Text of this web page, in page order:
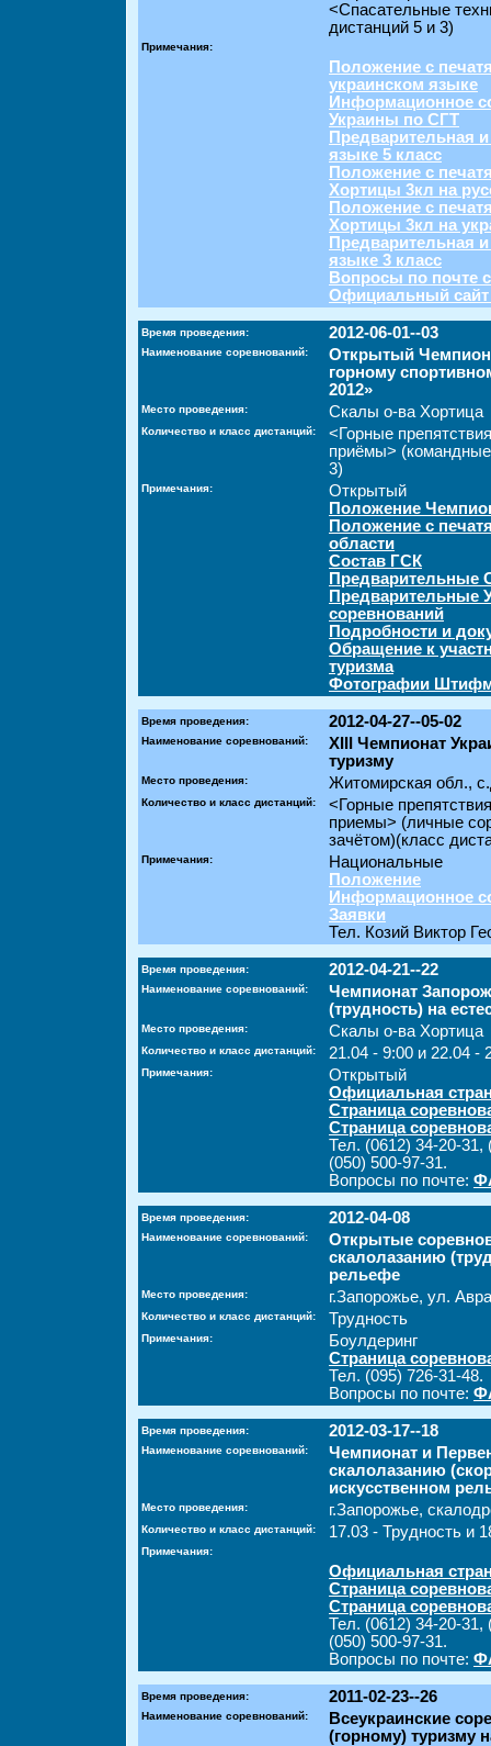
<Спасательные
дистанций 5 и 3)
Примечания:
Положение с
украинском языке
Информационное
Украины по СГТ
Предварительная
языке 5 класс
Положение с
Хортицы 3кл на
Положение с
Хортицы 3кл на
Предварительная
языке 3 класс
Вопросы по почте
Официальный сайт
Время проведения: 2012-06-01--03
Наименование соревнований:
Открытый
горному
2012»
Место проведения: Скалы о-ва Хортица
Количество и класс дистанций:
<Горные
приёмы>
3)
Примечания:
Открытый
Положение
Положение с
области
Состав ГСК
Предварительные
Предварительные
соревнований
Подробности и
Обращение к
туризма
Фотографии
Время проведения: 2012-04-27--05-02
Наименование соревнований:
ХІІІ Чемпионат
туризму
Место проведения: Житомирская обл.,
Количество и класс дистанций:
<Горные
приемы> (личные
зачётом)(класс
Примечания:
Национальные
Положение
Информационное
Заявки
Тел. Козий Виктор
Время проведения: 2012-04-21--22
Наименование соревнований:
Чемпионат
(трудность) на
Место проведения: Скалы о-ва Хортица
Количество и класс дистанций: 21.04 - 9:00 и 22.04 -
Примечания:
Открытый
Официальная
Страница
Страница
Тел. (0612) 34-20-31,
(050) 500-97-31.
Вопросы по почте:
Время проведения: 2012-04-08
Наименование соревнований:
Открытые
скалолазанию
рельефе
Место проведения: г.Запорожье, ул.
Количество и класс дистанций: Трудность
Примечания:
Боулдеринг
Страница
Тел. (095) 726-31-48.
Вопросы по почте:
Время проведения: 2012-03-17--18
Наименование соревнований:
Чемпионат и
скалолазанию
искусственном
Место проведения: г.Запорожье,
Количество и класс дистанций: 17.03 - Трудность и
Примечания:
Официальная
Страница
Страница
Тел. (0612) 34-20-31,
(050) 500-97-31.
Вопросы по почте:
Время проведения: 2011-02-23--26
Наименование соревнований:
Всеукраинские
(горному) туризму